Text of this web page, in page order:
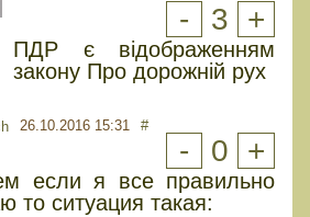
- 3 +
ПДР є відображенням
закону Про дорожній рух
26.10.2016 15:31 #
- 0 +
если я все правильно
то ситуация такая: